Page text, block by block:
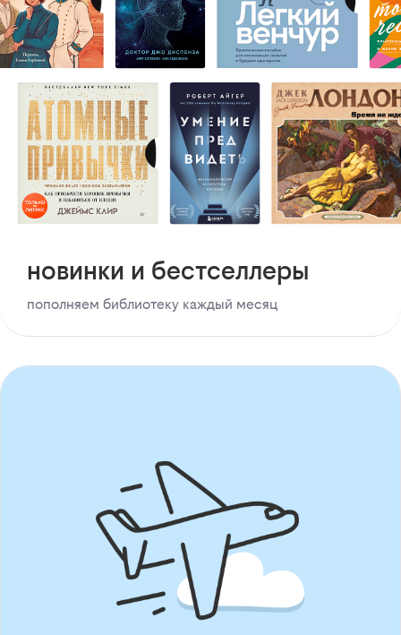
новинки и бестселлеры
пополняем библиотеку каждый месяц